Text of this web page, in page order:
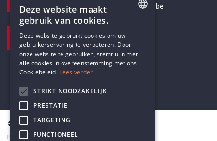
secretariaat@humanistischverbond.be
Pottenbrug 4
Antwerpen, 2000
© Humanistisch Verbond 2026
Privacy
DUTCH
Deze website maakt
gebruik van cookies.
Deze website gebruikt cookies om uw
gebruikerservaring te verbeteren. Door
onze website te gebruiken, stemt u in met
alle cookies in overeenstemming met ons
Cookiebeleid. Lees verder
STRIKT NOODZAKELIJK
PRESTATIE
TARGETING
FUNCTIONEEL